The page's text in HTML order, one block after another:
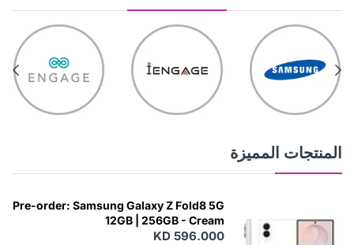
المنتجات المميزة
Pre-order: Samsung Galaxy Z Fold8 5G
12GB | 256GB - Cream
KD 596.000